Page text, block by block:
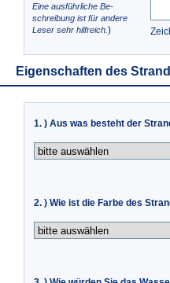
Eine ausführliche Be-
schreibung ist für andere
Leser sehr hilfreich. )
Eigenschaften des
1. ) Aus was besteht der
2. ) Wie ist die Farbe des